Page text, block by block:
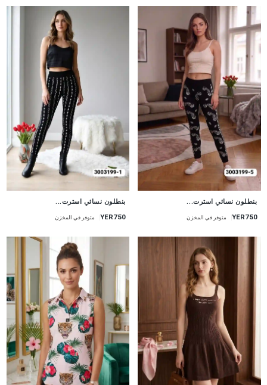
جديد
بنطلون نسائي استرت...
YER750 متوفر في المخزن
جديد
بنطلون نسائي استرت...
YER750 متوفر في المخزن